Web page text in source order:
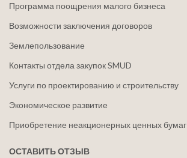
Программа поощрения малого бизнеса
Возможности заключения договоров
Землепользование
Контакты отдела закупок SMUD
Услуги по проектированию и строительству
Экономическое развитие
Приобретение неакционерных ценных бумаг
ОСТАВИТЬ ОТЗЫВ